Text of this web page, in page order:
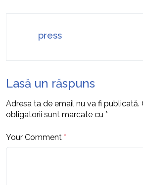
press
Lasă un răspuns
Adresa ta de email nu va fi publicată.
obligatorii sunt marcate cu *
Your Comment *